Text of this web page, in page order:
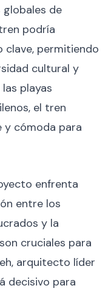
de
podría
clave, permitiendo
cultural y
playas
el tren
y cómoda para
enfrenta
entre los
y la
cruciales para
arquitecto líder
decisivo para